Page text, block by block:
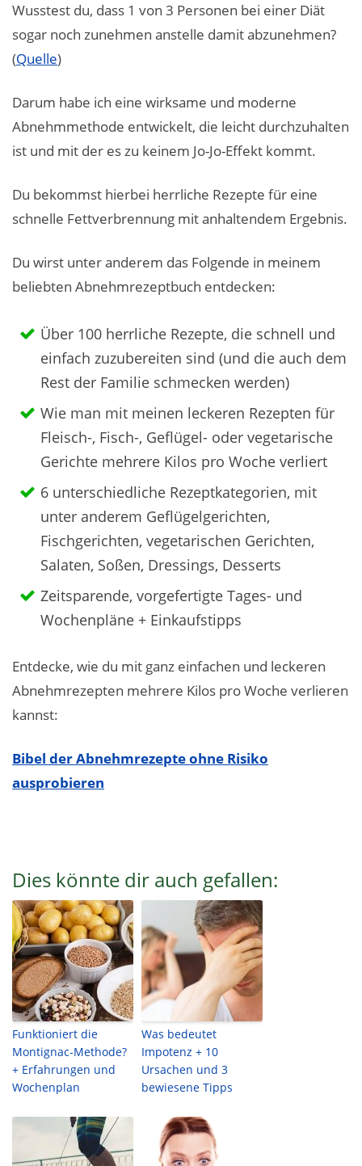
Wusstest du, dass 1 von 3 Personen bei einer Diät
sogar noch zunehmen anstelle damit abzunehmen?
(Quelle)
Darum habe ich eine wirksame und moderne
Abnehmmethode entwickelt, die leicht durchzuhalten
ist und mit der es zu keinem Jo-Jo-Effekt kommt.
Du bekommst hierbei herrliche Rezepte für eine
schnelle Fettverbrennung mit anhaltendem Ergebnis.
Du wirst unter anderem das Folgende in meinem
beliebten Abnehmrezeptbuch entdecken:
Über 100 herrliche Rezepte, die schnell und
einfach zuzubereiten sind (und die auch dem
Rest der Familie schmecken werden)
Wie man mit meinen leckeren Rezepten für
Fleisch-, Fisch-, Geflügel- oder vegetarische
Gerichte mehrere Kilos pro Woche verliert
6 unterschiedliche Rezeptkategorien, mit
unter anderem Geflügelgerichten,
Fischgerichten, vegetarischen Gerichten,
Salaten, Soßen, Dressings, Desserts
Zeitsparende, vorgefertigte Tages- und
Wochenpläne + Einkaufstipps
Entdecke, wie du mit ganz einfachen und leckeren
Abnehmrezepten mehrere Kilos pro Woche verlieren
kannst:
Bibel der Abnehmrezepte ohne Risiko
ausprobieren
Dies könnte dir auch gefallen:
Funktioniert die
Montignac-Methode?
+ Erfahrungen und
Wochenplan
Was bedeutet
Impotenz + 10
Ursachen und 3
bewiesene Tipps